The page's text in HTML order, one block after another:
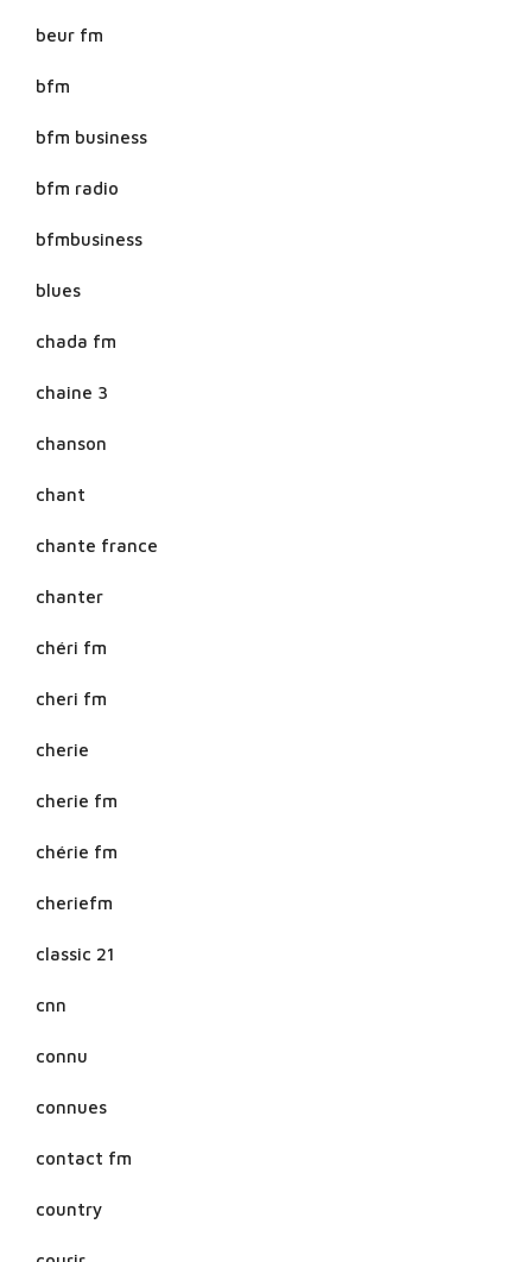
beur fm
bfm
bfm business
bfm radio
bfmbusiness
blues
chada fm
chaine 3
chanson
chant
chante france
chanter
chéri fm
cheri fm
cherie
cherie fm
chérie fm
cheriefm
classic 21
cnn
connu
connues
contact fm
country